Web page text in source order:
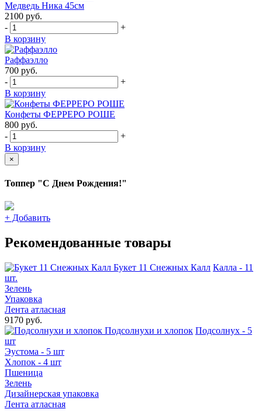
Медведь Ника 45см
2100 руб.
-
+
В корзину
Раффаэлло
700 руб.
-
+
В корзину
Конфеты ФЕРРЕРО РОШЕ
800 руб.
-
+
В корзину
×
Топпер "С Днем Рождения!"
+ Добавить
Рекомендованные товары
Букет 11 Снежных Калл Калла - 11
шт.
Зелень
Упаковка
Лента атласная
9170 руб.
Подсолнухи и хлопок Подсолнух - 5
шт
Эустома - 5 шт
Хлопок - 4 шт
Пшеница
Зелень
Дизайнерская упаковка
Лента атласная